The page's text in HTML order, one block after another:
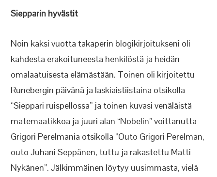
Siepparin hyvästit
Noin kaksi vuotta takaperin blogikirjoitukseni oli
kahdesta erakoituneesta henkilöstä ja heidän
omalaatuisesta elämästään. Toinen oli kirjoitettu
Runebergin päivänä ja laskiaistiistaina otsikolla
“Sieppari ruispellossa” ja toinen kuvasi venäläistä
matemaatikkoa ja juuri alan “Nobelin” voittanutta
Grigori Perelmania otsikolla “Outo Grigori Perelman,
outo Juhani Seppänen, tuttu ja rakastettu Matti
Nykänen”. Jälkimmäinen löytyy uusimmasta, vielä